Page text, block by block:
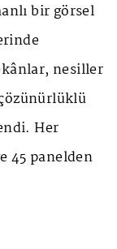
bir görsel
nesiller
Her
45 panelden